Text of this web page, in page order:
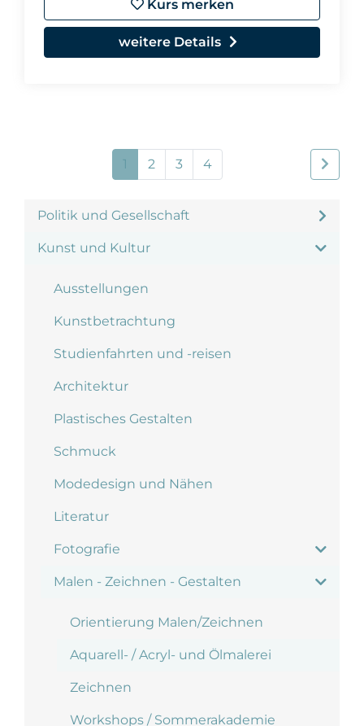
Politik und Gesellschaft
Kunst und Kultur
Ausstellungen
Kunstbetrachtung
Studienfahrten und -reisen
Architektur
Plastisches Gestalten
Schmuck
Modedesign und Nähen
Literatur
Fotografie
Malen - Zeichnen - Gestalten
Orientierung Malen/Zeichnen
Aquarell- / Acryl- und Ölmalerei
Zeichnen
Workshops / Sommerakademie
Kurs merken
weitere Details
1 2 3 4